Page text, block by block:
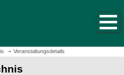
Veranstaltungsdetails